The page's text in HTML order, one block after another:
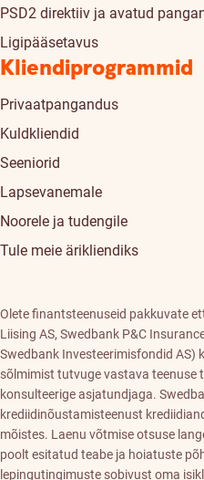
PSD2 direktiiv ja avatud
Ligipääsetavus
Kliendiprogrammid
Privaatpangandus
Kuldkliendid
Seeniorid
Lapsevanemale
Noorele ja tudengile
Tule meie ärikliendiks
Olete finantsteenuseid pakkuvate
Liising AS, Swedbank P&C
Swedbank Investeerimisfondid AS)
sõlmimist tutvuge vastava teenuse
konsulteerige asjatundjaga.
krediidinõustamisteenust
mõistes. Laenu võtmise otsuse
poolt esitatud teabe ja hoiatuste
lepingutingimuste sobivust oma